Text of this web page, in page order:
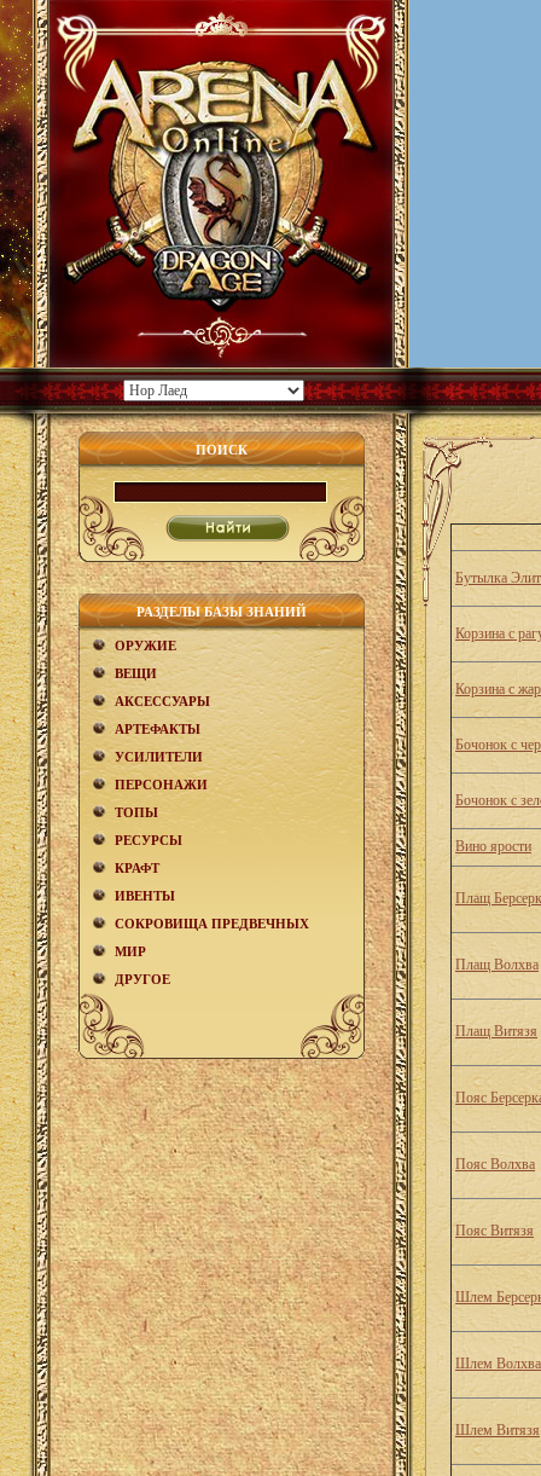
ПОИСК
РАЗДЕЛЫ БАЗЫ ЗНАНИЙ
ОРУЖИЕ
ВЕЩИ
АКCЕСCУАРЫ
АРТЕФАКТЫ
УСИЛИТЕЛИ
ПЕРСОНАЖИ
ТОПЫ
РЕСУРСЫ
КРАФТ
ИВЕНТЫ
СОКРОВИЩА ПРЕДВЕЧНЫХ
МИР
ДРУГОЕ
Бутылка
Корзина с
Корзина с
Бочонок с
Бочонок с
Вино ярости
Плащ
Плащ Волхва
Плащ Витязя
Пояс
Пояс Волхва
Пояс Витязя
Шлем
Шлем Волхва
Шлем Витязя